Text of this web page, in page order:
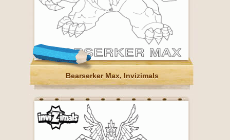
Bearserker Max, Invizimals